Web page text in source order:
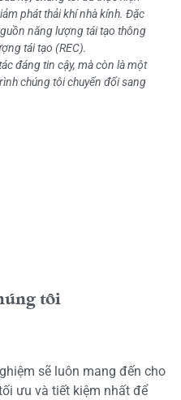
phát thải khí nhà kính. Đặc
năng lượng tái tạo thông
tái tạo (REC).
đáng tin cậy, mà còn là một
chúng tôi chuyển đổi sang
tôi
sẽ luôn mang đến cho
ưu và tiết kiệm nhất để